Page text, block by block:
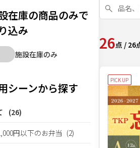
在庫の商品のみで
込み
施設在庫のみ
シーンから探す
(26)
円以下のお弁当 (2)
26点 / 26
PICK UP